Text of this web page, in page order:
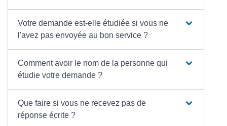
Votre demande est-elle étudiée si vous ne
l'avez pas envoyée au bon service ?
Comment avoir le nom de la personne qui
étudie votre demande ?
Que faire si vous ne recevez pas de
réponse écrite ?